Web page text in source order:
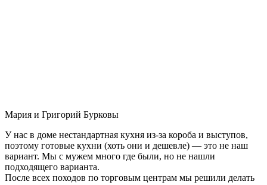
Мария и Григорий Бурковы
У нас в доме нестандартная кухня из-за короба и выступов,
поэтому готовые кухни (хоть они и дешевле) — это не наш
вариант. Мы с мужем много где были, но не нашли
подходящего варианта.
После всех походов по торговым центрам мы решили делать